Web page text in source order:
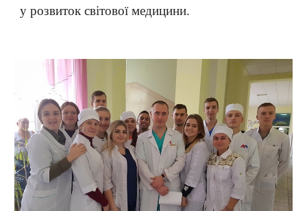
у розвиток світової медицини.